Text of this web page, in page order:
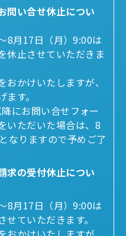
問い合せ休止につい
8月17日（月）9:00は
休止させていただきま
かけいたしますが、
す。
にお問い合せフォー
いただいた場合は、8
なりますので予めご了
求の受付休止につい
8月17日（月）9:00は
ていただきます。